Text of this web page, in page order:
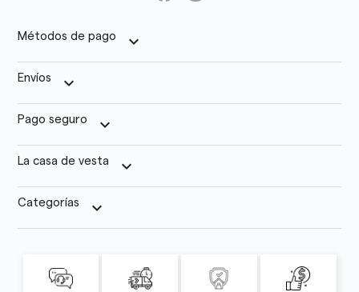
Métodos de pago keyboard_arrow_down
Envíos keyboard_arrow_down
Pago seguro keyboard_arrow_down
La casa de vesta keyboard_arrow_down
Categorías keyboard_arrow_down